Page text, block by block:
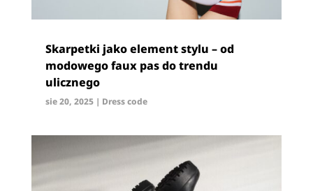
Skarpetki jako element stylu – od
modowego faux pas do trendu
ulicznego
sie 20, 2025| Dress code